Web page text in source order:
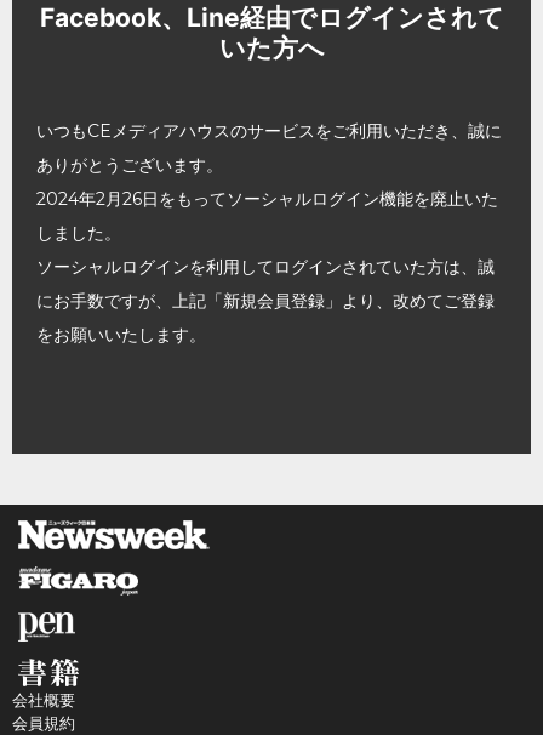
Facebook、Line経由でログインされて
いた方へ
いつもCEメディアハウスのサービスをご利用いただき、誠に
ありがとうございます。
2024年2月26日をもってソーシャルログイン機能を廃止いた
しました。
ソーシャルログインを利用してログインされていた方は、誠
にお手数ですが、上記「新規会員登録」より、改めてご登録
をお願いいたします。
会社概要
会員規約